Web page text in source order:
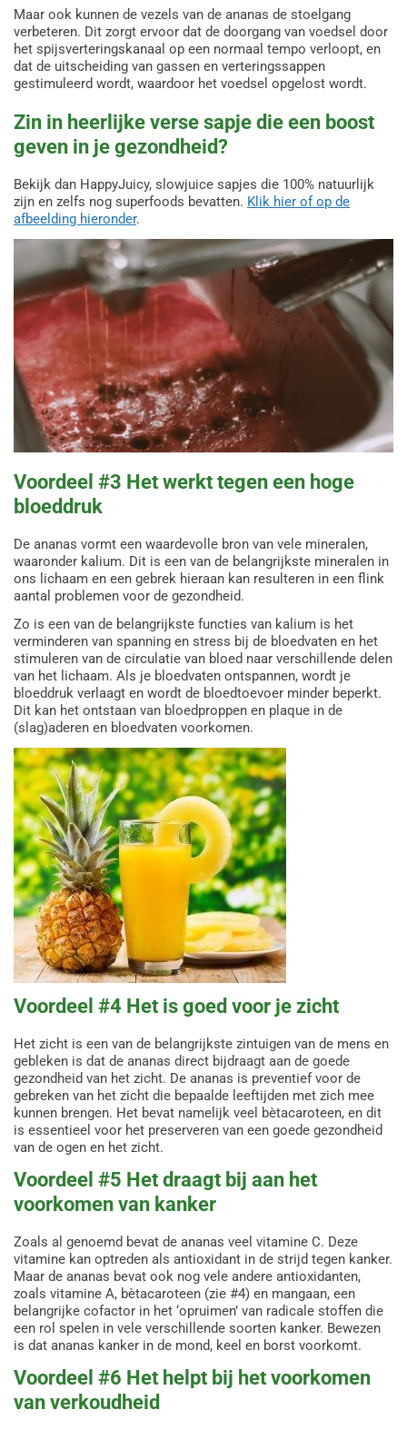
Maar ook kunnen de vezels van de ananas de stoelgang
verbeteren. Dit zorgt ervoor dat de doorgang van voedsel door
het spijsverteringskanaal op een normaal tempo verloopt, en
dat de uitscheiding van gassen en verteringssappen
gestimuleerd wordt, waardoor het voedsel opgelost wordt.
Zin in heerlijke verse sapje die een boost
geven in je gezondheid?
Bekijk dan HappyJuicy, slowjuice sapjes die 100% natuurlijk
zijn en zelfs nog superfoods bevatten. Klik hier of op de
afbeelding hieronder.
Voordeel #3 Het werkt tegen een hoge
bloeddruk
De ananas vormt een waardevolle bron van vele mineralen,
waaronder kalium. Dit is een van de belangrijkste mineralen in
ons lichaam en een gebrek hieraan kan resulteren in een flink
aantal problemen voor de gezondheid.
Zo is een van de belangrijkste functies van kalium is het
verminderen van spanning en stress bij de bloedvaten en het
stimuleren van de circulatie van bloed naar verschillende delen
van het lichaam. Als je bloedvaten ontspannen, wordt je
bloeddruk verlaagt en wordt de bloedtoevoer minder beperkt.
Dit kan het ontstaan van bloedproppen en plaque in de
(slag)aderen en bloedvaten voorkomen.
Voordeel #4 Het is goed voor je zicht
Het zicht is een van de belangrijkste zintuigen van de mens en
gebleken is dat de ananas direct bijdraagt aan de goede
gezondheid van het zicht. De ananas is preventief voor de
gebreken van het zicht die bepaalde leeftijden met zich mee
kunnen brengen. Het bevat namelijk veel bètacaroteen, en dit
is essentieel voor het preserveren van een goede gezondheid
van de ogen en het zicht.
Voordeel #5 Het draagt bij aan het
voorkomen van kanker
Zoals al genoemd bevat de ananas veel vitamine C. Deze
vitamine kan optreden als antioxidant in de strijd tegen kanker.
Maar de ananas bevat ook nog vele andere antioxidanten,
zoals vitamine A, bètacaroteen (zie #4) en mangaan, een
belangrijke cofactor in het ‘opruimen’ van radicale stoffen die
een rol spelen in vele verschillende soorten kanker. Bewezen
is dat ananas kanker in de mond, keel en borst voorkomt.
Voordeel #6 Het helpt bij het voorkomen
van verkoudheid